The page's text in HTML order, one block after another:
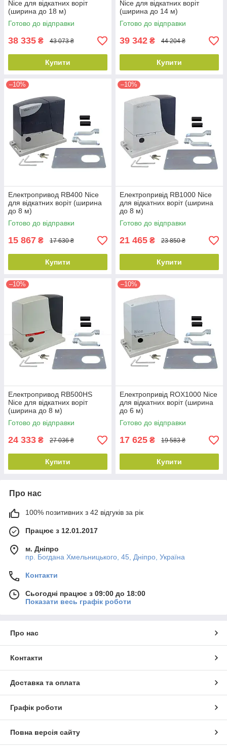
Nice для відкатних воріт
(ширина до 18 м)
Готово до відправки
38 335 ₴ 43 073 ₴
Купити
Nice для відкатних воріт
(ширина до 14 м)
Готово до відправки
39 342 ₴ 44 204 ₴
Купити
–10%
Електропривод RB400 Nice
для відкатних воріт (ширина
до 8 м)
Готово до відправки
15 867 ₴ 17 630 ₴
Купити
–10%
Електропривід RB1000 Nice
для відкатних воріт (ширина
до 8 м)
Готово до відправки
21 465 ₴ 23 850 ₴
Купити
–10%
Електропривод RB500HS
Nice для відкатних воріт
(ширина до 8 м)
Готово до відправки
24 333 ₴ 27 036 ₴
Купити
–10%
Електропривід ROX1000 Nice
для відкатних воріт (ширина
до 6 м)
Готово до відправки
17 625 ₴ 19 583 ₴
Купити
Про нас
100% позитивних з 42 відгуків за рік
Працює з 12.01.2017
м. Дніпро
пр. Богдана Хмельницького, 45, Дніпро, Україна
Контакти
Сьогодні працює з 09:00 до 18:00
Показати весь графік роботи
Про нас
Контакти
Доставка та оплата
Графік роботи
Повна версія сайту